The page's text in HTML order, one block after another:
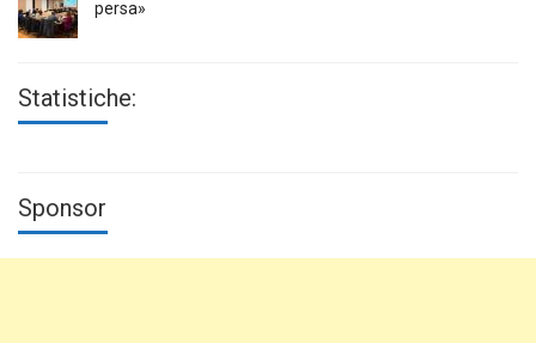
persa»
Statistiche:
Sponsor